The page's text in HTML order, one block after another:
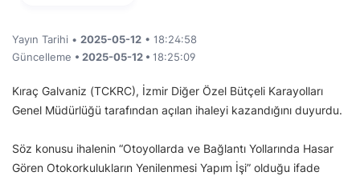
Yayın Tarihi • 2025-05-12 • 18:24:58
Güncelleme • 2025-05-12 • 18:25:09
Kıraç Galvaniz (TCKRC), İzmir Diğer Özel Bütçeli Karayolları
Genel Müdürlüğü tarafından açılan ihaleyi kazandığını duyurdu.
Söz konusu ihalenin “Otoyollarda ve Bağlantı Yollarında Hasar
Gören Otokorkulukların Yenilenmesi Yapım İşi” olduğu ifade